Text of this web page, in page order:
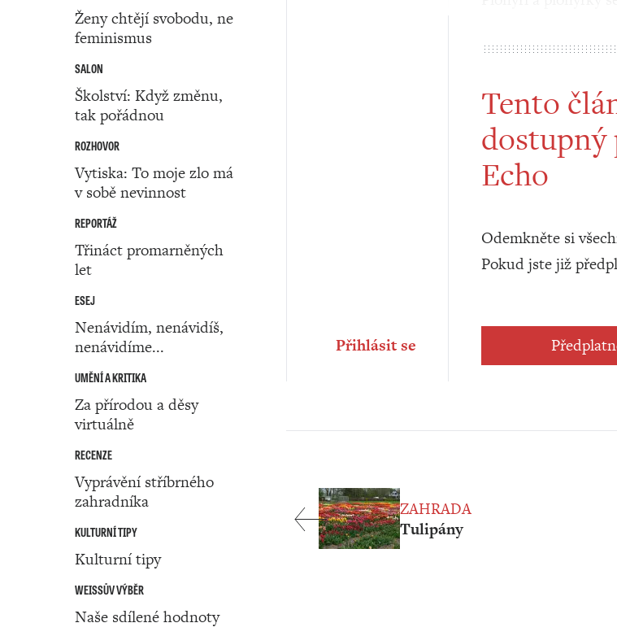
Ženy chtějí svobodu, ne
feminismus
SALON
Školství: Když změnu,
tak pořádnou
ROZHOVOR
Vytiska: To moje zlo má
v sobě nevinnost
REPORTÁŽ
Třináct promarněných
let
ESEJ
Nenávidím, nenávidíš,
nenávidíme...
UMĚNÍ A KRITIKA
Za přírodou a děsy
virtuálně
RECENZE
Vyprávění stříbrného
zahradníka
KULTURNÍ TIPY
Kulturní tipy
WEISSŮV VÝBĚR
Naše sdílené hodnoty
Tento
Echo
Odemkněte si
Pokud jste již
Přihlásit se
ZAHRADA
Tulipány